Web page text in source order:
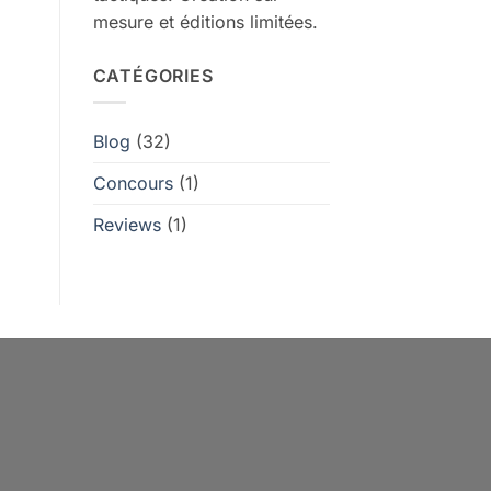
mesure et éditions limitées.
CATÉGORIES
Blog (32)
Concours(1)
Reviews(1)